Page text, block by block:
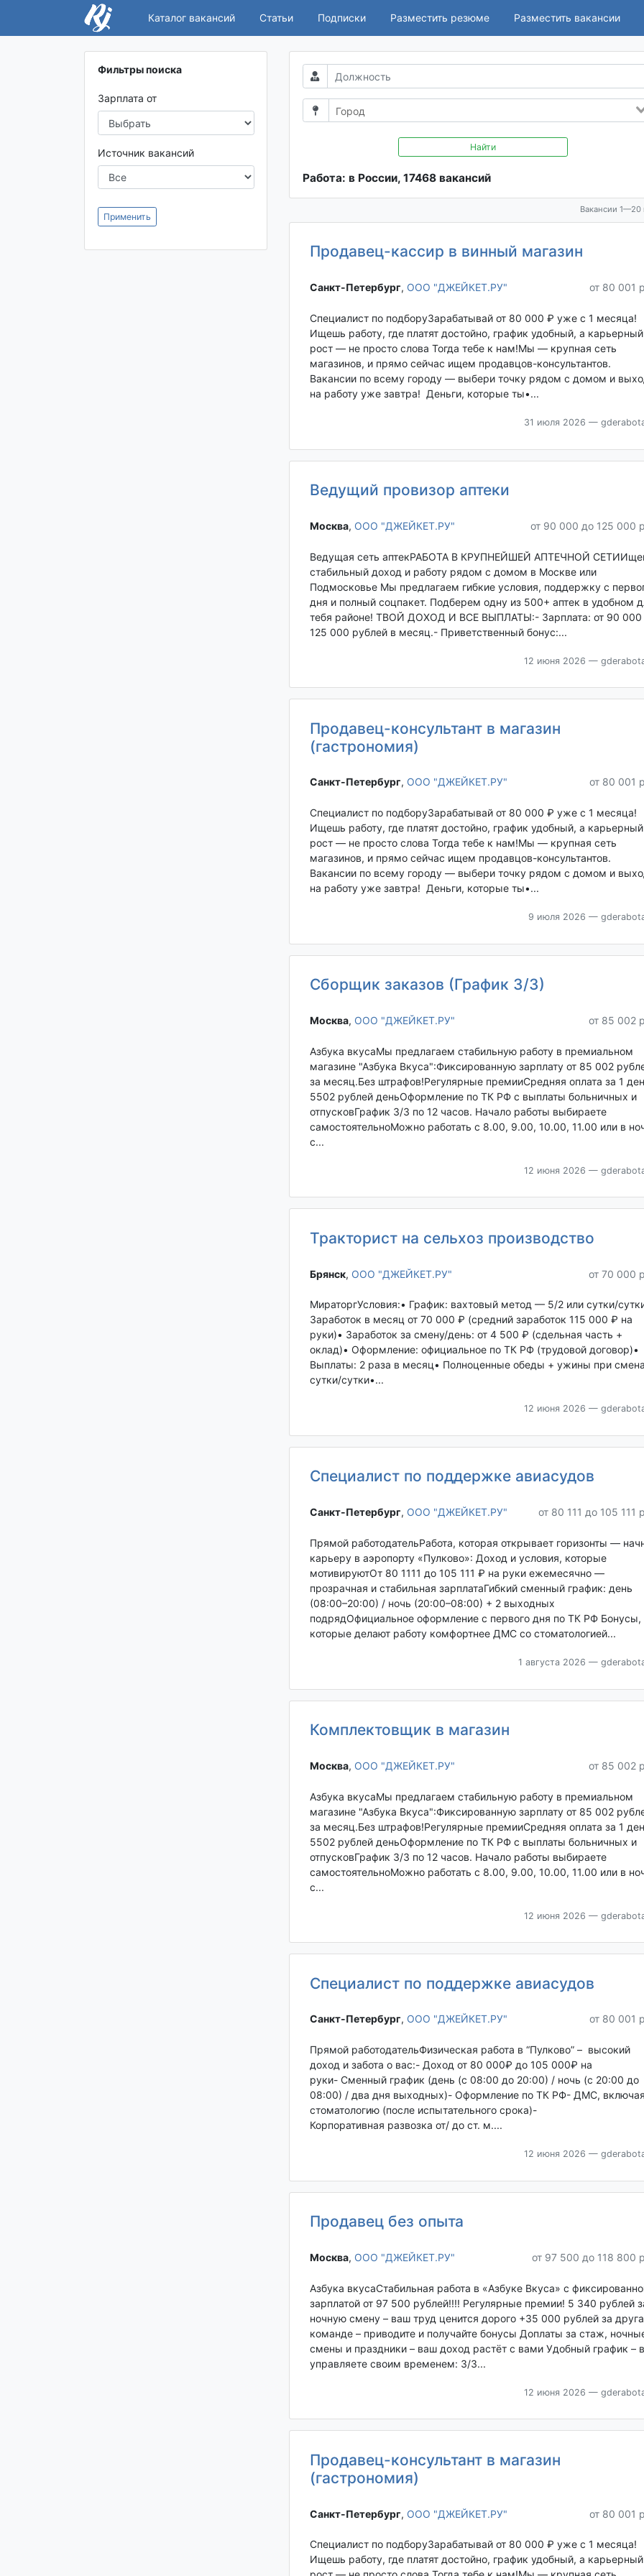
Каталог вакансий Статьи Подписки Разместить резюме Разместить вакансии
Фильтры поиска
Зарплата от
Источник вакансий
Применить
Найти
Работа: в России, 17468 вакансий
Вакансии 1—20
Продавец-кассир в винный магазин
Санкт-Петербург‎, ООО "ДЖЕЙКЕТ.РУ" от 80 001
Специалист по подборуЗарабатывай от 80 000 ₽ уже с 1 месяца!
Ищешь работу, где платят достойно, график удобный, а карьерный
рост — не просто слова Тогда тебе к нам!Мы — крупная сеть
магазинов, и прямо сейчас ищем продавцов-консультантов.
Вакансии по всему городу — выбери точку рядом с домом и
на работу уже завтра! Деньги, которые ты•...
31 июля 2026 —
Ведущий провизор аптеки
Москва‎, ООО "ДЖЕЙКЕТ.РУ" от 90 000 до 125 000
Ведущая сеть аптекРАБОТА В КРУПНЕЙШЕЙ АПТЕЧНОЙ
стабильный доход и работу рядом с домом в Москве или
Подмосковье Мы предлагаем гибкие условия, поддержку с
дня и полный соцпакет. Подберем одну из 500+ аптек в удобном
тебя районе! ТВОЙ ДОХОД И ВСЕ ВЫПЛАТЫ:- Зарплата: от 90 000
125 000 рублей в месяц.- Приветственный бонус:...
12 июня 2026 —
Продавец-консультант в магазин
(гастрономия)
Санкт-Петербург‎, ООО "ДЖЕЙКЕТ.РУ" от 80 001
Специалист по подборуЗарабатывай от 80 000 ₽ уже с 1 месяца!
Ищешь работу, где платят достойно, график удобный, а карьерный
рост — не просто слова Тогда тебе к нам!Мы — крупная сеть
магазинов, и прямо сейчас ищем продавцов-консультантов.
Вакансии по всему городу — выбери точку рядом с домом и
на работу уже завтра! Деньги, которые ты•...
9 июля 2026 —
Сборщик заказов (График 3/3)
Москва‎, ООО "ДЖЕЙКЕТ.РУ" от 85 002
Азбука вкусаМы предлагаем стабильную работу в премиальном
магазине "Азбука Вкуса":Фиксированную зарплату от 85 002
за месяц.Без штрафов!Регулярные премииСредняя оплата за 1
5502 рублей деньОформление по ТК РФ с выплаты больничных и
отпусковГрафик 3/3 по 12 часов. Начало работы выбираете
самостоятельноМожно работать с 8.00, 9.00, 10.00, 11.00 или в
с...
12 июня 2026 —
Тракторист на сельхоз производство
Брянск‎, ООО "ДЖЕЙКЕТ.РУ" от 70 000
МираторгУсловия:• График: вахтовый метод — 5/2 или сутки/
Заработок в месяц от 70 000 ₽ (средний заработок 115 000 ₽ на
руки)• Заработок за смену/день: от 4 500 ₽ (сдельная часть +
оклад)• Оформление: официальное по ТК РФ (трудовой договор)•
Выплаты: 2 раза в месяц• Полноценные обеды + ужины при
сутки/сутки•...
12 июня 2026 —
Специалист по поддержке авиасудов
Санкт-Петербург‎, ООО "ДЖЕЙКЕТ.РУ" от 80 111 до 105 111
Прямой работодательРабота, которая открывает горизонты —
карьеру в аэропорту «Пулково»: Доход и условия, которые
мотивируютОт 80 1111 до 105 111 ₽ на руки ежемесячно —
прозрачная и стабильная зарплатаГибкий сменный график: день
(08:00–20:00) / ночь (20:00–08:00) + 2 выходных
подрядОфициальное оформление с первого дня по ТК РФ Бонусы,
которые делают работу комфортнее ДМС со стоматологией...
1 августа 2026 —
Комплектовщик в магазин
Москва‎, ООО "ДЖЕЙКЕТ.РУ" от 85 002
Азбука вкусаМы предлагаем стабильную работу в премиальном
магазине "Азбука Вкуса":Фиксированную зарплату от 85 002
за месяц.Без штрафов!Регулярные премииСредняя оплата за 1
5502 рублей деньОформление по ТК РФ с выплаты больничных и
отпусковГрафик 3/3 по 12 часов. Начало работы выбираете
самостоятельноМожно работать с 8.00, 9.00, 10.00, 11.00 или в
с...
12 июня 2026 —
Специалист по поддержке авиасудов
Санкт-Петербург‎, ООО "ДЖЕЙКЕТ.РУ" от 80 001
Прямой работодательФизическая работа в “Пулково” – высокий
доход и забота о вас:- Доход от 80 000₽ до 105 000₽ на
руки- Сменный график (день (с 08:00 до 20:00) / ночь (с 20:00 до
08:00) / два дня выходных)- Оформление по ТК РФ- ДМС, включая
стоматологию (после испытательного срока)-
Корпоративная развозка от/ до ст. м....
12 июня 2026 —
Продавец без опыта
Москва‎, ООО "ДЖЕЙКЕТ.РУ" от 97 500 до 118 800
Азбука вкусаСтабильная работа в «Азбуке Вкуса» с
зарплатой от 97 500 рублей!!!! Регулярные премии! 5 340 рублей
ночную смену – ваш труд ценится дорого +35 000 рублей за
команде – приводите и получайте бонусы Доплаты за стаж,
смены и праздники – ваш доход растёт с вами Удобный график –
управляете своим временем: 3/3...
12 июня 2026 —
Продавец-консультант в магазин
(гастрономия)
Санкт-Петербург‎, ООО "ДЖЕЙКЕТ.РУ" от 80 001
Специалист по подборуЗарабатывай от 80 000 ₽ уже с 1 месяца!
Ищешь работу, где платят достойно, график удобный, а карьерный